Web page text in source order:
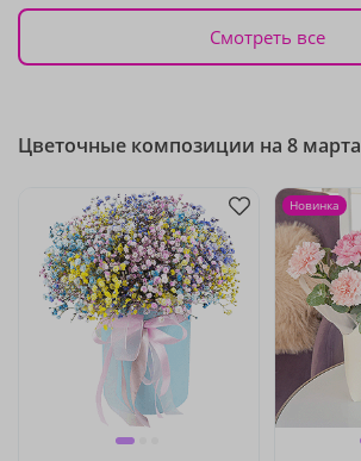
Смотреть все
Цветочные композиции на 8 марта
Новинка